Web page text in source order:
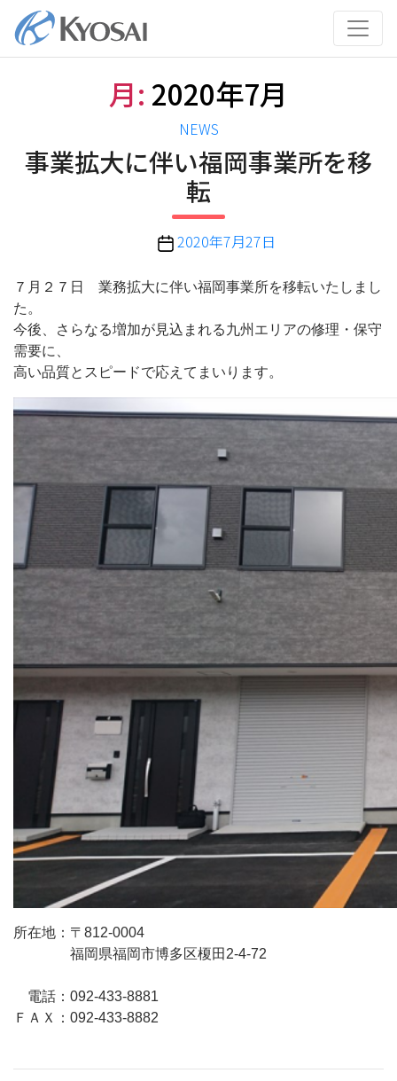
テ
月: 2020年7月
カ
テ
ゴ
リ
ー
NEWS
事業拡大に伴い福岡事業所を移
転
投
日
2020年7月27日
７月２７日 業務拡大に伴い福岡事業所を移転いたしまし
た。
今後、さらなる増加が見込まれる九州エリアの修理・保守
需要に、
高い品質とスピードで応えてまいります。
所在地：〒812-0004
福岡県福岡市博多区榎田2-4-72
電話：092-433-8881
ＦＡＸ：092-433-8882